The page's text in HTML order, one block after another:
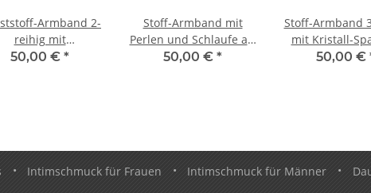
Armband 2-
reihig mit
50,00 € *
Stoff-Armband mit
Perlen und Schlaufe als
Magnetverschluss
50,00 € *
Stoff-Armband
mit Kristall-
und 50,00 €
• Intimschmuck für Frauen • Intimschmuck für Männer •